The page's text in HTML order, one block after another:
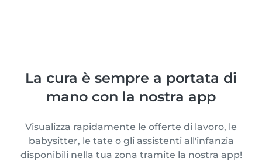
La cura è sempre a portata di
mano con la nostra app
Visualizza rapidamente le offerte di lavoro, le
babysitter, le tate o gli assistenti all'infanzia
disponibili nella tua zona tramite la nostra app!